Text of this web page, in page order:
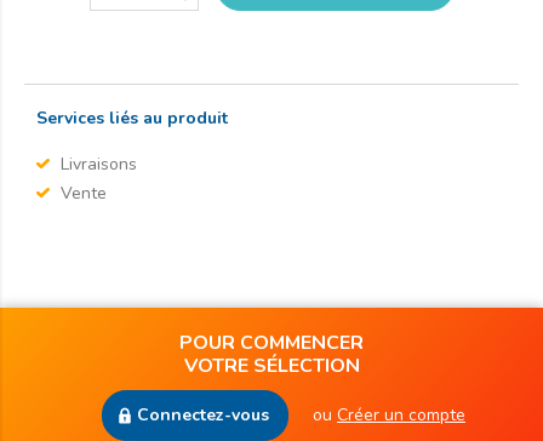
Services liés au produit
Livraisons
Vente
POUR COMMENCER
VOTRE SÉLECTION
Connectez-vous ou Créer un compte